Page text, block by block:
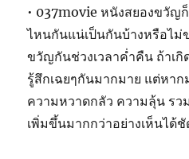
• 037movie หนังสยองขวั
ไหนกันแน่เป็นกันบ้างหรือไม่
ขวัญกันช่วงเวลาค่ำคืน ถ้าเกิ
รู้สึกเฉยๆกันมากมาย แต่หาก
ความหวาดกลัว ความลุ้น รว
เพิ่มขึ้นมากกว่าอย่างเห็นได้ชั